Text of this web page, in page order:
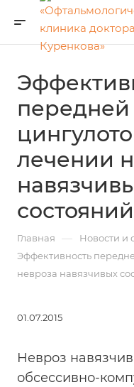
передней
лечении
состояний
Главная — Новости и
Эффективность
невроза навязчивых
01.07.2015
Невроз
обсессивно-